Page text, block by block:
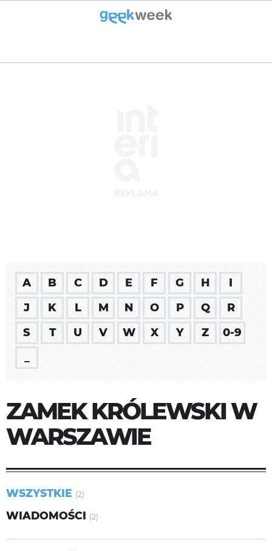
A B C D E F G H
I
J
K L M N O P Q
R
S
T U V W X Y Z
0-9
ZAMEK KRÓLEWSKI W
WARSZAWIE
WSZYSTKIE (2)
WIADOMOŚCI (2)